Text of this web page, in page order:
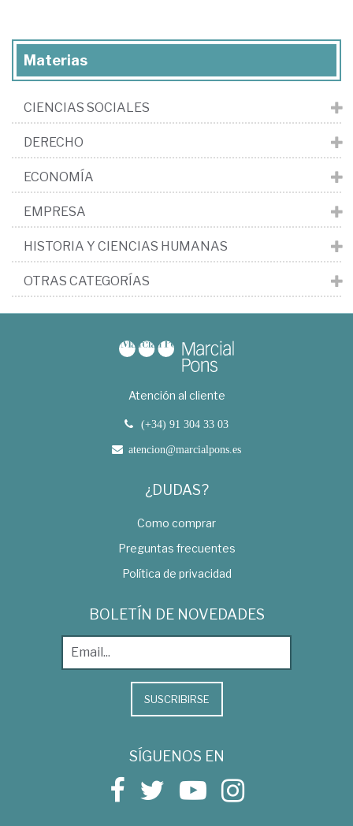
Materias
CIENCIAS SOCIALES
DERECHO
ECONOMÍA
EMPRESA
HISTORIA Y CIENCIAS HUMANAS
OTRAS CATEGORÍAS
Atención al cliente
(+34) 91 304 33 03
atencion@marcialpons.es
¿DUDAS?
Como comprar
Preguntas frecuentes
Política de privacidad
BOLETÍN DE NOVEDADES
SUSCRIBIRSE
SÍGUENOS EN